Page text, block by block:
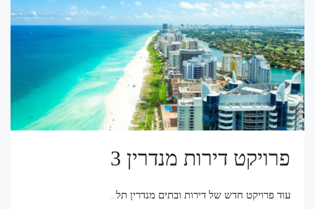
פרויקט דירות מנדרין 3
עוד פרויקט חדש של דירות ובתים מנדרין תל...